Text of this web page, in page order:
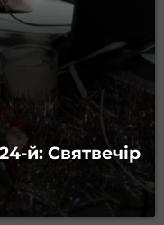
й: Святвечір